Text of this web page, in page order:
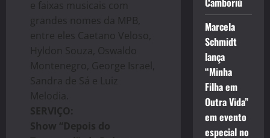
e faixas musicais com
grandes nomes da MPB,
entre eles Caetano Veloso,
Hyldon Souza, Oswaldo
Montenegro, George Israel,
Sandra de Sá e Luiz
Melodia.
SERVIÇO:
Show “Depois do
Marcela
Schmidt
lança
“Minha
Filha em
Outra Vida”
em evento
especial no